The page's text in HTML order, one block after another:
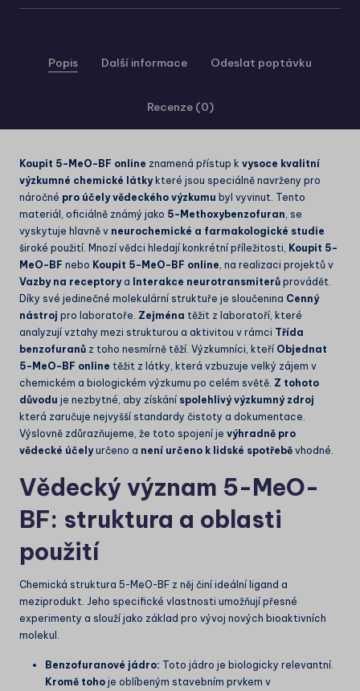
Popis Další informace Odeslat poptávku
Recenze (0)
Koupit 5-MeO-BF online znamená přístup k vysoce kvalitní
výzkumné chemické látkykteré jsou speciálně navrženy pro
náročné pro účely vědeckého výzkumu byl vyvinut. Tento
materiál, oficiálně známý jako 5-Methoxybenzofuran, se
vyskytuje hlavně v neurochemické a farmakologické studie
široké použití. Mnozí vědci hledají konkrétní příležitosti, Koupit 5-
MeO-BF nebo Koupit 5-MeO-BF online, na realizaci projektů v
Vazby na receptorya Interakce neurotransmiterů provádět.
Díky své jedinečné molekulární struktuře je sloučenina Cenný
nástroj pro laboratoře. Zejména těžit z laboratoří, které
analyzují vztahy mezi strukturou a aktivitou v rámci Třída
benzofuranů z toho nesmírně těží. Výzkumníci, kteří Objednat
5-MeO-BF online těžit z látky, která vzbuzuje velký zájem v
chemickém a biologickém výzkumu po celém světě. Z tohoto
důvodu je nezbytné, aby získání spolehlivý výzkumný zdroj
která zaručuje nejvyšší standardy čistoty a dokumentace.
Výslovně zdůrazňujeme, že toto spojení je výhradně pro
vědecké účelyurčeno a není určeno k lidské spotřebě vhodné.
Vědecký význam 5-MeO-
BF: struktura a oblasti
použití
Chemická struktura 5-MeO-BF z něj činí ideální ligand a
meziprodukt. Jeho specifické vlastnosti umožňují přesné
experimenty a slouží jako základ pro vývoj nových bioaktivních
molekul.
Benzofuranové jádro: Toto jádro je biologicky relevantní.
Kromě toho je oblíbeným stavebním prvkem v